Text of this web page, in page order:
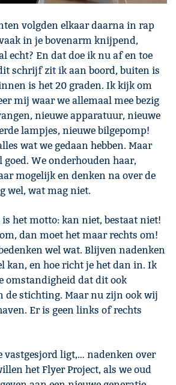
volgden elkaar daarna in rap
in je bovenarm knijpend,
echt? En dat doe ik nu af en toe
schrijf zit ik aan boord, buiten is
is het 20 graden. Ik kijk om
mij waar we allemaal mee bezig
nieuwe apparatuur, nieuwe
lampjes, nieuwe bilgepomp!
wat we gedaan hebben. Maar
goed. We onderhouden haar,
mogelijk en denken na over de
wel, wat mag niet.
het motto: kan niet, bestaat niet!
dan moet het maar rechts om!
wel wat. Blijven nadenken
kan, en hoe richt je het dan in. Ik
omstandigheid dat dit ook
de stichting. Maar nu zijn ook wij
Er is geen links of rechts
vastgesjord ligt,… nadenken over
het Flyer Project, als we oud